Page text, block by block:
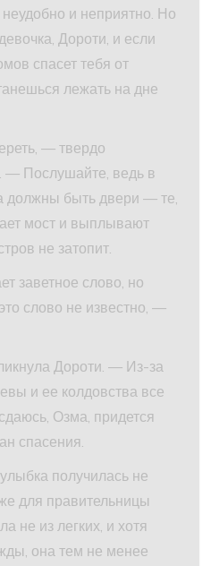
неудобно и неприятно. Но
Дороти, и если
спасет тебя от
лежать на дне
— твердо
— Послушайте, ведь в
должны быть двери — те,
мост и выплывают
не затопит.
заветное слово, но
слово не известно, —
Дороти. — Из-за
и ее колдовства все
Озма, придется
спасения.
получилась не
для правительницы
не из легких, и хотя
она тем не менее